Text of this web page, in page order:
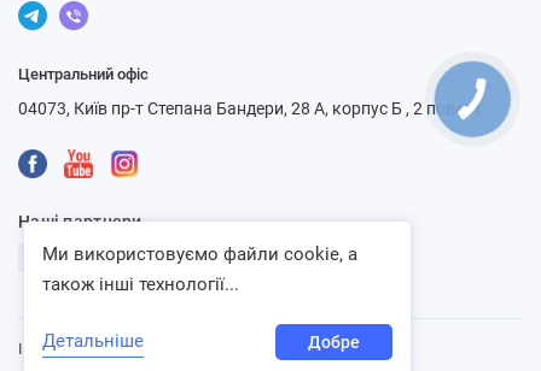
Центральний офіс
04073, Київ пр-т Степана Бандери, 28 А, корпус Б , 2 поверх
Наші партнери
Інтернет-магазин «Ventbazar», 2013 - 2026
Ми використовуємо файли cookie, а
також інші технології...
Детальніше Добре